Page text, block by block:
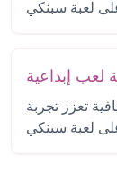
لعب إبداعية
تعزز تجربة